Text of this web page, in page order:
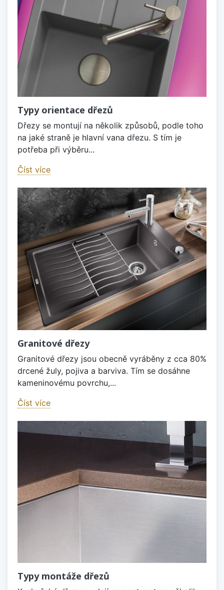
Typy orientace dřezů
Dřezy se montují na několik způsobů, podle toho
na jaké straně je hlavní vana dřezu. S tím je
potřeba při výběru...
Číst více
Granitové dřezy
Granitové dřezy jsou obecně vyráběny z cca 80%
drcené žuly, pojiva a barviva. Tím se dosáhne
kameninovému povrchu,...
Číst více
Typy montáže dřezů